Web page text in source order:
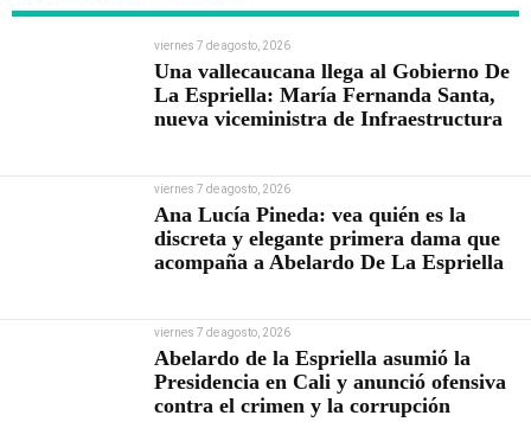
viernes 7 de agosto, 2026
Una vallecaucana llega al Gobierno De
La Espriella: María Fernanda Santa,
nueva viceministra de Infraestructura
viernes 7 de agosto, 2026
Ana Lucía Pineda: vea quién es la
discreta y elegante primera dama que
acompaña a Abelardo De La Espriella
viernes 7 de agosto, 2026
Abelardo de la Espriella asumió la
Presidencia en Cali y anunció ofensiva
contra el crimen y la corrupción